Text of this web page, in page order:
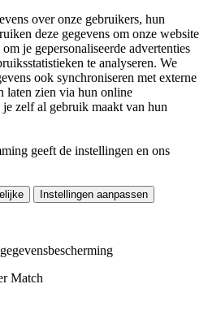
over onze gebruikers, hun
deze gegevens om onze website
je gepersonaliseerde advertenties
te analyseren. We
ook synchroniseren met externe
laten zien via hun online
zelf al gebruik maakt van hun
geeft de instellingen en ons
Instellingen aanpassen
Match